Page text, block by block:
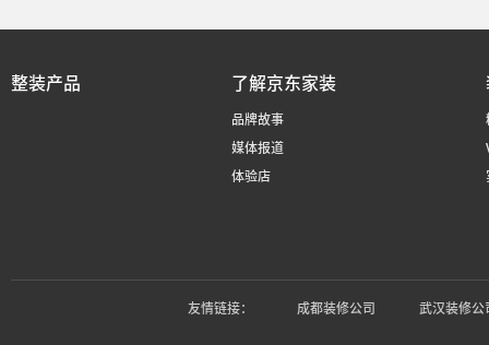
整装产品 了解京东家装
品牌故事
媒体报道
体验店
友情链接： 成都装修公司 武汉装修公